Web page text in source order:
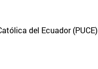
del Ecuador (PUCE)